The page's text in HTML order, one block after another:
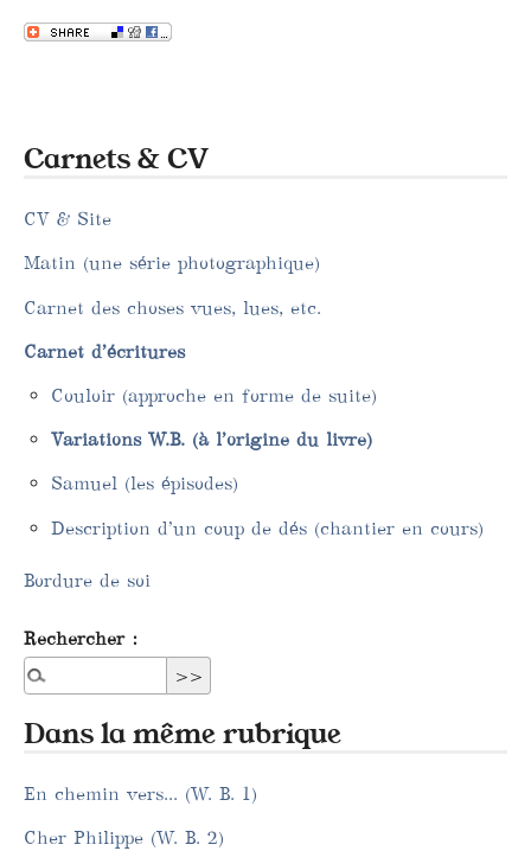
Carnets & CV
CV & Site
Matin (une série photographique)
Carnet des choses vues, lues, etc.
Carnet d’écritures
Couloir (approche en forme de suite)
Variations W.B. (à l’origine du livre)
Samuel (les épisodes)
Description d’un coup de dés (chantier en cours)
Bordure de soi
Rechercher :
Dans la même rubrique
En chemin vers... (W. B. 1)
Cher Philippe (W. B. 2)